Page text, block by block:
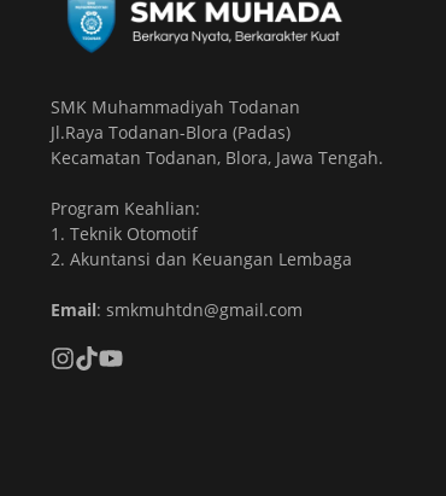
SMK Muhammadiyah Todanan
Jl.Raya Todanan-Blora (Padas)
Kecamatan Todanan, Blora, Jawa Tengah.
Program Keahlian:
1. Teknik Otomotif
2. Akuntansi dan Keuangan Lembaga
Email: smkmuhtdn@gmail.com